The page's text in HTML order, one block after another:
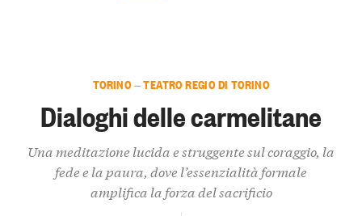
TORINO — TEATRO REGIO DI TORINO
Dialoghi delle carmelitane
Una meditazione lucida e struggente sul coraggio, la
fede e la paura, dove l’essenzialità formale
amplifica la forza del sacrificio